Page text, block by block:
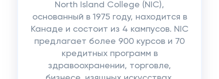
North Island College (NIC),
основанный в 1975 году, находится в
Канаде и состоит из 4 кампусов. NIC
предлагает более 900 курсов и 70
кредитных программ в
здравоохранении, торговле,